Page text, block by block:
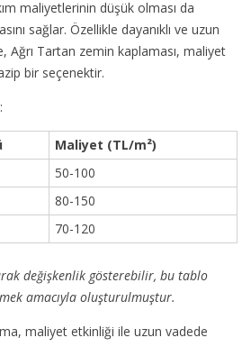
maliyetlerinin düşük olması da
sağlar. Özellikle dayanıklı ve uzun
Ağrı Tartan zemin kaplaması, maliyet
bir seçenektir.
Maliyet (TL/m²)
50-100
80-150
70-120
değişkenlik gösterebilir, bu tablo
amacıyla oluşturulmuştur.
maliyet etkinliği ile uzun vadede